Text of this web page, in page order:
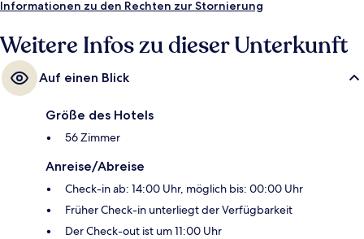
Zur U-Bahn läuft man 5 Minuten (Straßenbahnhaltestelle San Marco
Informationen zu den Rechten zur Stornierung
Weitere Infos zu dieser Unterkunft
Auf einen Blick
Größe des Hotels
56 Zimmer
Anreise/Abreise
Check-in ab: 14:00 Uhr, möglich bis: 00:00 Uhr
Früher Check-in unterliegt der Verfügbarkeit
Der Check-out ist um 11:00 Uhr